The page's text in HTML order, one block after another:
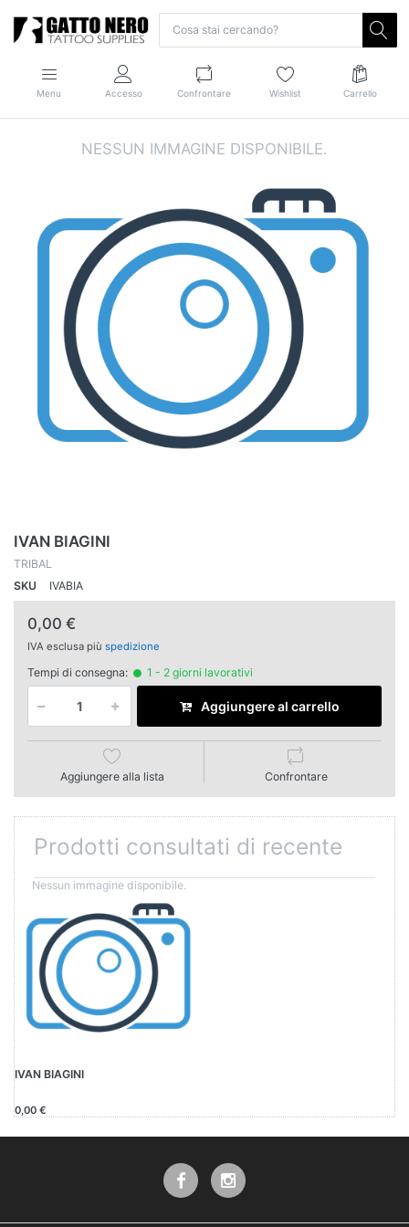
Menu Accesso Confrontare Wishlist Carrello
IVAN BIAGINI
TRIBAL
SKU
IVABIA
0,00 €
IVA esclusa più spedizione
Tempi di consegna: 1 - 2 giorni lavorativi
Aggiungere al carrello
Aggiungere alla lista Confrontare
Prodotti consultati di recente
IVAN BIAGINI
0,00 €